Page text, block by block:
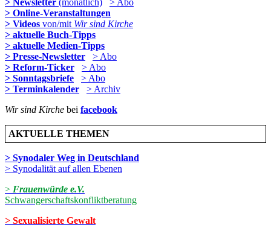
> Online-Veranstaltungen
> Videos von/mit Wir sind Kirche
> aktuelle Buch-Tipps
> aktuelle Medien-Tipps
> Presse-Newsletter
> Abo
> Reform-Ticker
> Abo
> Sonntagsbriefe
> Abo
> Terminkalender
> Archiv
Wir sind Kirche bei facebook
AKTUELLE THEMEN
> Synodaler Weg in Deutschland
> Synodalität auf allen Ebenen
> Frauenwürde e.V.
Schwangerschaftskonfliktberatung
> Sexualisierte Gewalt